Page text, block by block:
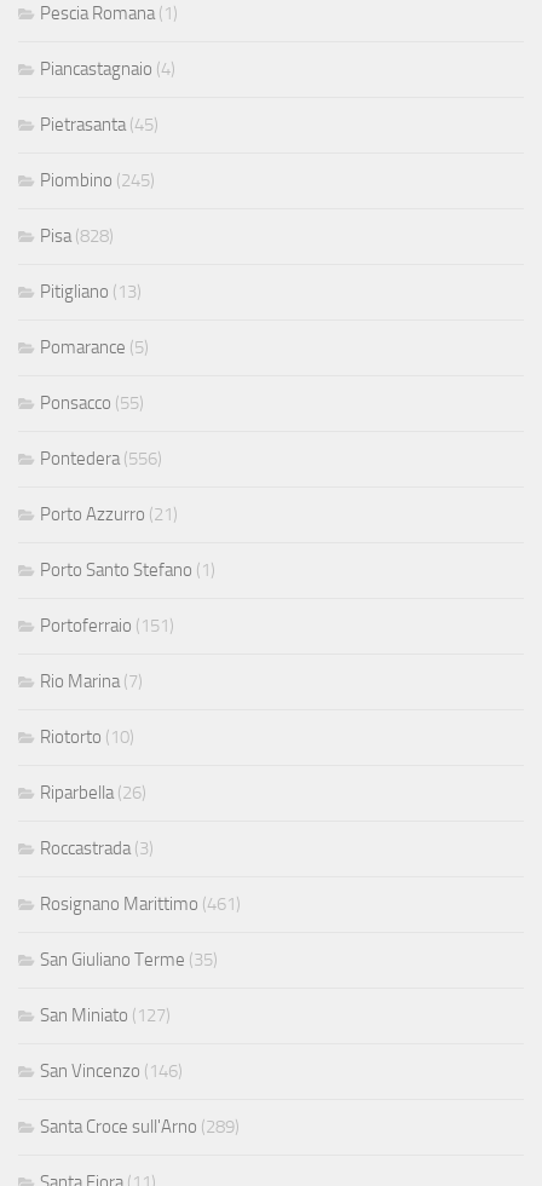
Pescia Romana (1)
Piancastagnaio (4)
Pietrasanta (45)
Piombino (245)
Pisa (828)
Pitigliano (13)
Pomarance (5)
Ponsacco (55)
Pontedera (556)
Porto Azzurro (21)
Porto Santo Stefano (1)
Portoferraio (151)
Rio Marina (7)
Riotorto (10)
Riparbella (26)
Roccastrada (3)
Rosignano Marittimo (461)
San Giuliano Terme (35)
San Miniato (127)
San Vincenzo (146)
Santa Croce sull'Arno (289)